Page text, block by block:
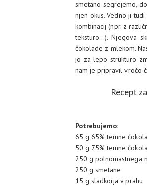
smetano segrejemo,
njen okus. Vedno ji
kombinacij (npr. z
teksturo...). Njegova
čokolade z mlekom.
jo za lepo strukturo
nam je pripravil vročo
Recept
Potrebujemo:
65 g 65% temne
50 g 75% temne
250 g polnomastnega
250 g smetane
15 g sladkorja v prahu